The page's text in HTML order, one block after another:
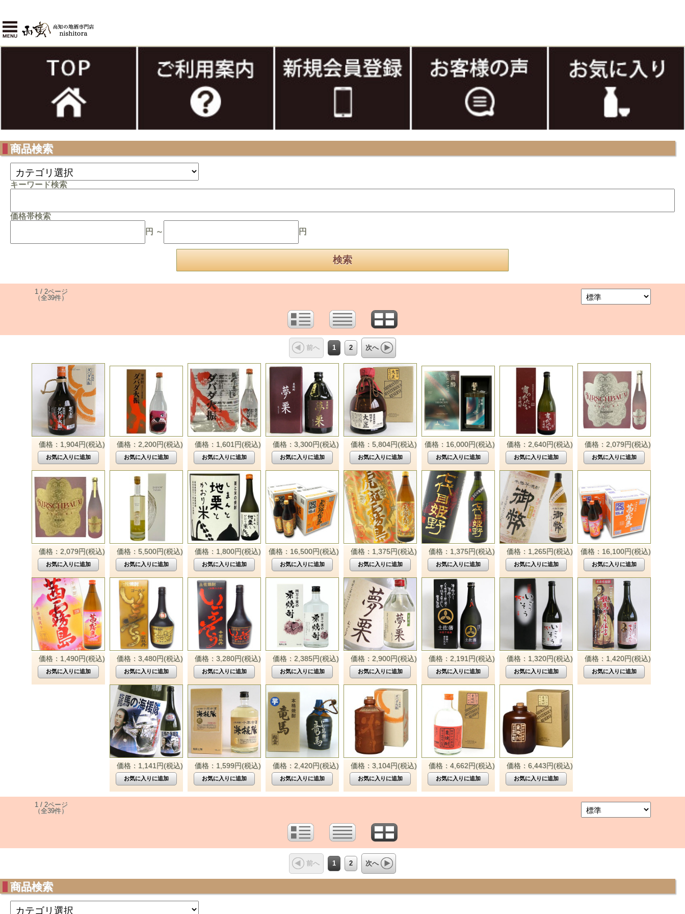
商品検索
キーワード検索
価格帯検索
円 ～
円
1 / 2ページ
（全39件）
前へ 1 2 次へ
価格：1,904円(税込) 価格：2,200円(税込) 価格：1,601円(税込) 価格：3,300円(税込) 価格：5,804円(税込) 価格：16,000円(税込) 価格：2,640円(税込) 価格：2,079円(税込)
価格：2,079円(税込) 価格：5,500円(税込) 価格：1,800円(税込) 価格：16,500円(税込) 価格：1,375円(税込) 価格：1,375円(税込) 価格：1,265円(税込) 価格：16,100円(税込)
価格：1,490円(税込) 価格：3,480円(税込) 価格：3,280円(税込) 価格：2,385円(税込) 価格：2,900円(税込) 価格：2,191円(税込) 価格：1,320円(税込) 価格：1,420円(税込)
価格：1,141円(税込) 価格：1,599円(税込) 価格：2,420円(税込) 価格：3,104円(税込) 価格：4,662円(税込) 価格：6,443円(税込)
1 / 2ページ
（全39件）
前へ 1 2 次へ
商品検索